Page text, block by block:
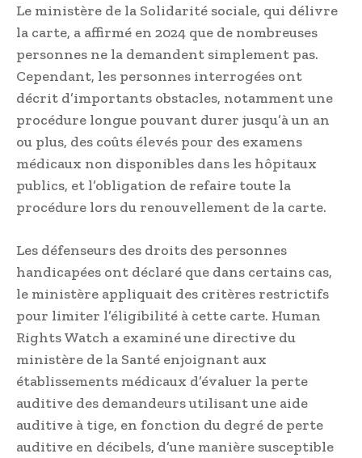
Le ministère de la Solidarité sociale, qui délivre
la carte, a affirmé en 2024 que de nombreuses
personnes ne la demandent simplement pas.
Cependant, les personnes interrogées ont
décrit d’importants obstacles, notamment une
procédure longue pouvant durer jusqu’à un an
ou plus, des coûts élevés pour des examens
médicaux non disponibles dans les hôpitaux
publics, et l’obligation de refaire toute la
procédure lors du renouvellement de la carte.
Les défenseurs des droits des personnes
handicapées ont déclaré que dans certains cas,
le ministère appliquait des critères restrictifs
pour limiter l’éligibilité à cette carte. Human
Rights Watch a examiné une directive du
ministère de la Santé enjoignant aux
établissements médicaux d’évaluer la perte
auditive des demandeurs utilisant une aide
auditive à tige, en fonction du degré de perte
auditive en décibels, d’une manière susceptible